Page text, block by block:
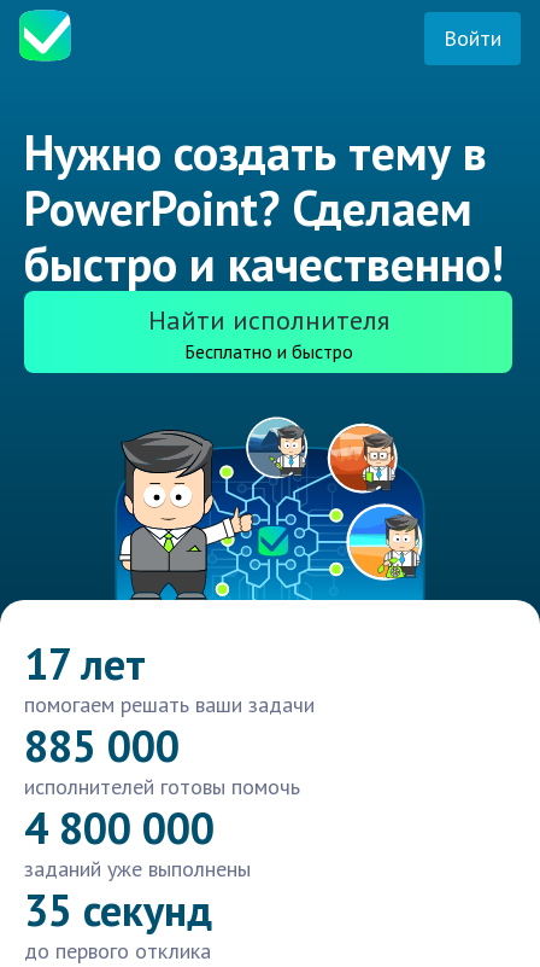
Войти
Нужно создать тему в
PowerPoint? Сделаем
быстро и качественно!
Найти исполнителя
Бесплатно и быстро
17 лет
помогаем решать ваши задачи
885 000
исполнителей готовы помочь
4 800 000
заданий уже выполнены
35 секунд
до первого отклика